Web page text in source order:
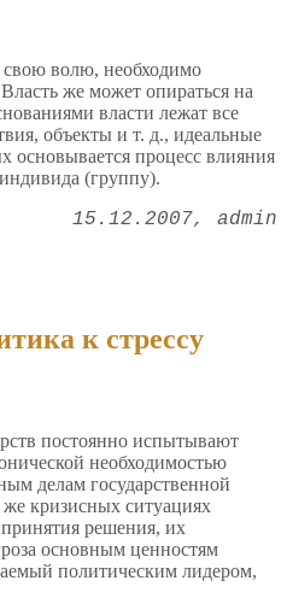
свою волю, необходимо
же может опираться на
власти лежат все
объекты и т. д., идеальные
основывается процесс влияния
(группу).
15.12.2007 admin
к стрессу
постоянно испытывают
необходимостью
делам государственной
кризисных ситуациях
решения, их
основным ценностям
политическим лидером,